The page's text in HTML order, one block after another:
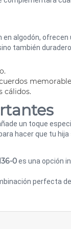
algodón,
también
cálidos.
un toque
hacer que tu
0es una opción
perfecta